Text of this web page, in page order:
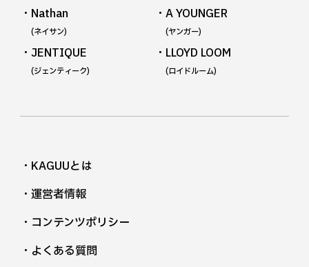
・KAGUUとは
・運営者情報
・コンテンツポリシー
・よくある質問
・Nathan
(ネイサン)
・A YOUNGER
(ヤンガー)
・JENTIQUE
(ジェンティーク)
・LLOYD LOOM
(ロイドルーム)